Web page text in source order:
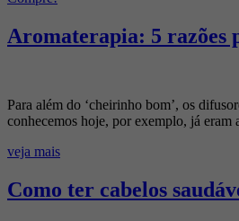
Aromaterapia: 5 razões
Para além do ‘cheirinho bom’, os
conhecemos hoje, por exemplo, já eram
veja mais
Como ter cabelos